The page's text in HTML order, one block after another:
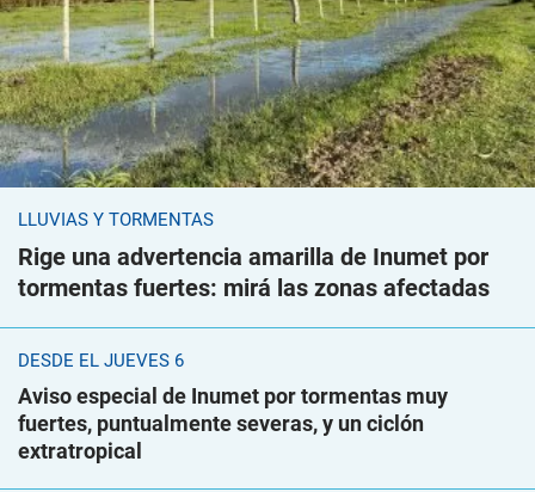
LLUVIAS Y TORMENTAS
Rige una advertencia amarilla de Inumet por
tormentas fuertes: mirá las zonas afectadas
DESDE EL JUEVES 6
Aviso especial de Inumet por tormentas muy
fuertes, puntualmente severas, y un ciclón
extratropical